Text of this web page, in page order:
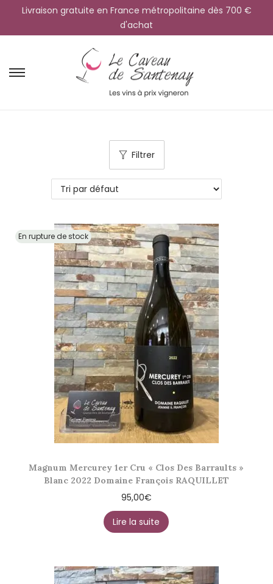
Livraison gratuite en France métropolitaine dès 700 €
d'achat
Filtrer
En rupture de stock
Magnum Mercurey 1er Cru « Clos Des Barraults »
Blanc 2022 Domaine François RAQUILLET
95,00€
Lire la suite